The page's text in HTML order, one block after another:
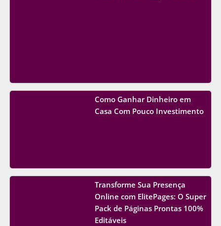
Como Ganhar Dinheiro em
Casa Com Pouco Investimento
Transforme Sua Presença
Online com ElitePages: O Super
Pack de Páginas Prontas 100%
Editáveis